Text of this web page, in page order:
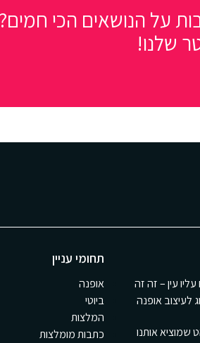
על הנושאים הכי חמים?
שלנו!
עין – זה זה
לעיצוב אופנה
שמוציא אותנו
תחומי עניין
אופנה
ביוטי
המלצות
כתבות מומלצות